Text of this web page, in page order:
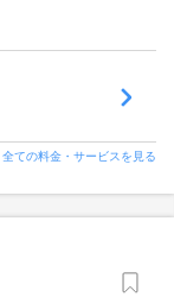
全ての料金・サービスを見る